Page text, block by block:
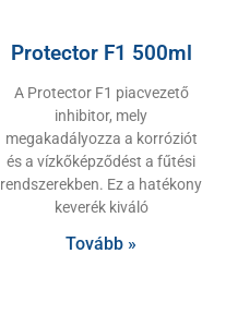
Protector F1 500ml
A Protector F1 piacvezető
inhibitor, mely
megakadályozza a korróziót
és a vízkőképződést a fűtési
rendszerekben. Ez a hatékony
keverék kiváló
Tovább »